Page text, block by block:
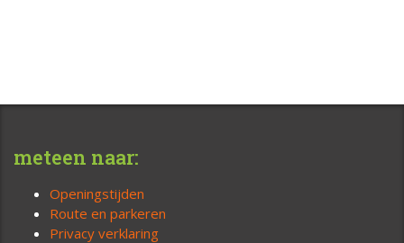
meteen naar:
Openingstijden
Route en parkeren
Privacy verklaring